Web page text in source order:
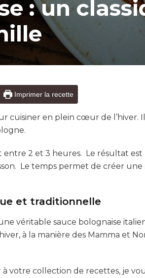
: un
Imprimer la recette
cuisiner en plein cœur de l’hiver.
entre 2 et 3 heures. Le résultat est
Le temps permet de créer une
et traditionnelle
véritable sauce bolognaise
à la manière des Mamma et
votre collection de recettes, je